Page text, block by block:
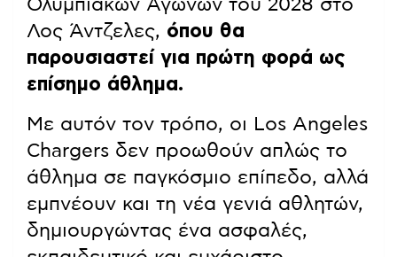
Ολυμπιακών Αγώνων του 2028 στο
Λος Άντζελες, όπου θα
παρουσιαστεί για πρώτη φορά ως
επίσημο άθλημα.
Με αυτόν τον τρόπο, οι Los Angeles
Chargers δεν προωθούν απλώς το
άθλημα σε παγκόσμιο επίπεδο, αλλά
εμπνέουν και τη νέα γενιά αθλητών,
δημιουργώντας ένα ασφαλές,